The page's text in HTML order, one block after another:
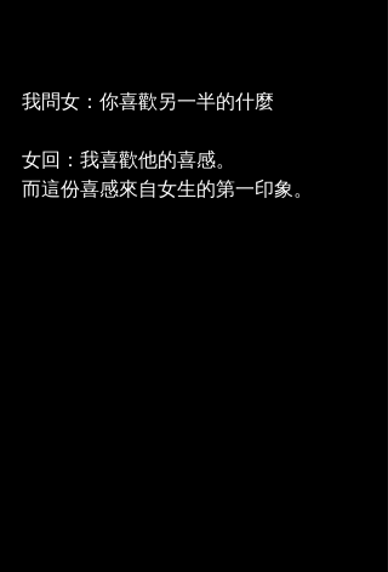
我問女：你喜歡另一半的什麼
女回：我喜歡他的喜感。
而這份喜感來自女生的第一印象。